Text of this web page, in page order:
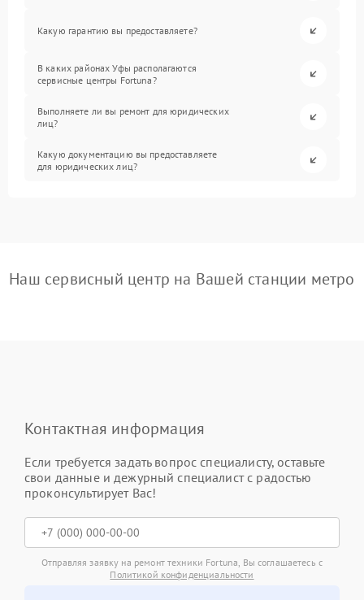
Какую гарантию вы предоставляете?
В каких районах Уфы располагаются
сервисные центры Fortuna?
Выполняете ли вы ремонт для юридических
лиц?
Какую документацию вы предоставляете
для юридических лиц?
Наш сервисный центр на Вашей станции метро
Контактная информация
Если требуется задать вопрос специалисту, оставьте
свои данные и дежурный специалист с радостью
проконсультирует Вас!
Отправляя заявку на ремонт техники Fortuna, Вы соглашаетесь с
Политикой конфиденциальности